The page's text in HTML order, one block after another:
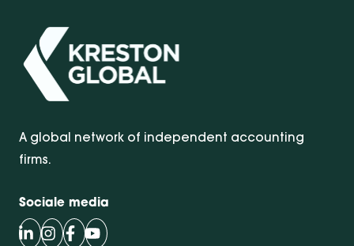
A global network of independent accounting
firms.
Sociale media
Volg Bentacera op LinkedIn
Volg Bentacera op Instagram
Volg Bentacera op Facebook
Volg Bentacera op Youtube